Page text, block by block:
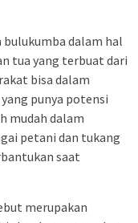
dalam hal
tua yang terbuat dari
bisa dalam
punya potensi
mudah dalam
petani dan tukang
saat
merupakan